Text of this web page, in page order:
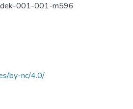
001-001-m596
by-nc/4.0/